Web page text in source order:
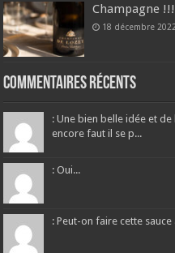
Champagne !!!
18 décembre 2022
Commentaires récents
: Une bien belle idée et
encore faut il se p...
: Oui...
: Peut-on faire cette sauce